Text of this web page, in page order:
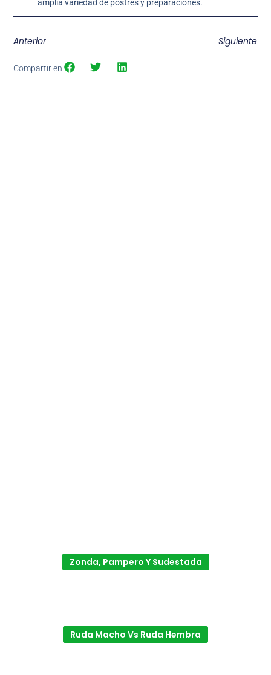
amplia variedad de postres y preparaciones.
Anterior Siguiente
Compartir en
Zonda, Pampero Y Sudestada
Ruda Macho Vs Ruda Hembra